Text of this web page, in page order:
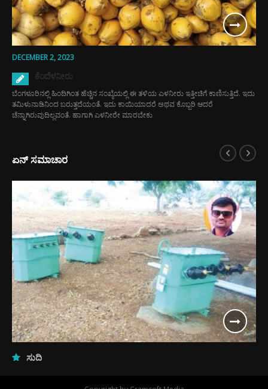
DECEMBER 2, 2023
ಕೆಂದೆಳನೀರು
ಬೆಂಗಳೂರಿನಲ್ಲಿ ಹಿಂದಿಗಿಂತ ಹೆಚ್ಚಿನ ಸಂಖ್ಯೆಯಲ್ಲಿ ಈ ತಳಿಯ ಎಳನೀರು ಇತ್ತೀಚಿಗೆ ಕಾಣಿಸುತ್ತಿದೆ. ಇದು
ತಮಿಳುನಾಡಿನಿಂದ ಬರುತ್ತದೆಯಂತೆ. ಇದು ಕಾಯಿಯಾದರೆ ಅಥವ ಕೊಬ್ಬರಿ ಆದರೆ
ಚೆನ್ನಾಗಿರುವುದಿಲ್ಲವಂತೆ. ಹಾಗಾಗಿ ಎಳನೀರೇ ಮಾರಬೇಕು
ಏನ್ ಸಮಾಚಾರ
ಸುದ್ದಿ